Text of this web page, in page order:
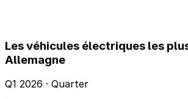
Les véhicules électriques les
Allemagne
Q1 2026 · Quarter